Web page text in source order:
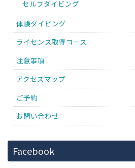
セルフダイビング
体験ダイビング
ライセンス取得コース
注意事項
アクセスマップ
ご予約
お問い合わせ
Facebook